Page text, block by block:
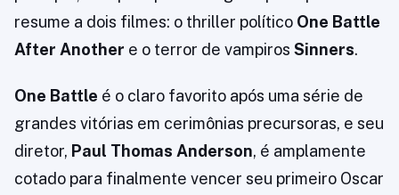
resume a dois filmes: o thriller político One Battle
After Another e o terror de vampiros Sinners.
One Battle é o claro favorito após uma série de
grandes vitórias em cerimônias precursoras, e seu
diretor, Paul Thomas Anderson, é amplamente
cotado para finalmente vencer seu primeiro Oscar